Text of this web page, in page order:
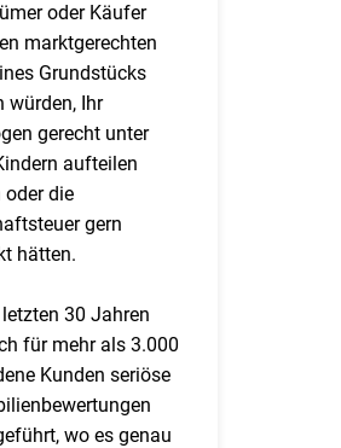
oder Käufer
marktgerechten
Grundstücks
würden, Ihr
gerecht unter
aufteilen
oder die
gern
hätten.
30 Jahren
für mehr als 3.000
Kunden seriöse
wo es genau